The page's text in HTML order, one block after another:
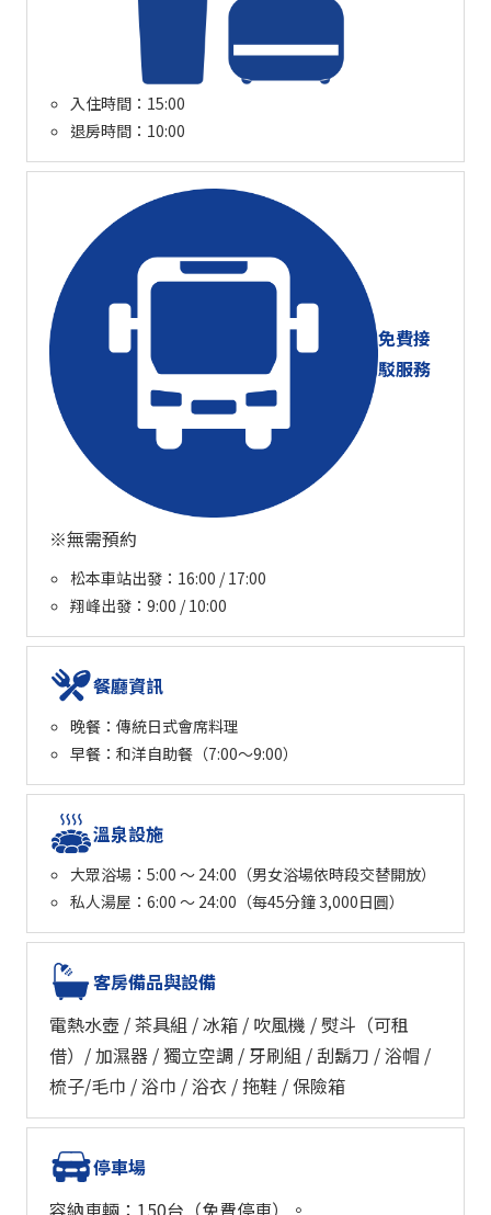
入住時間：15:00
退房時間：10:00
免費接
駁服務
※無需預約
松本車站出發：16:00 / 17:00
翔峰出發：9:00 / 10:00
餐廳資訊
晚餐：傳統日式會席料理
早餐：和洋自助餐（7:00～9:00）
溫泉設施
大眾浴場：5:00 ～ 24:00（男女浴場依時段交替開放）
私人湯屋：6:00 ～ 24:00（每45分鐘 3,000日圓）
客房備品與設備
電熱水壺 / 茶具組 / 冰箱 / 吹風機 / 熨斗（可租
借）/ 加濕器 / 獨立空調 / 牙刷組 / 刮鬍刀 / 浴帽 /
梳子/毛巾 / 浴巾 / 浴衣 / 拖鞋 / 保險箱
停車場